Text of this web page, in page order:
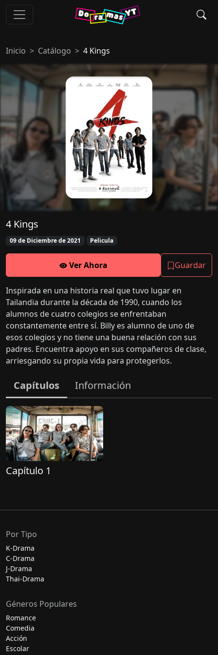
Inicio Catálogo 4 Kings
4 Kings
09 de Diciembre de 2021 Pelicula
Ver Ahora Guardar
Inspirada en una historia real que tuvo lugar en
Tailandia durante la década de 1990, cuando los
alumnos de cuatro colegios se enfrentaban
constantemente entre sí. Billy es alumno de uno de
esos colegios y no tiene una buena relación con sus
padres. Encuentra apoyo en sus compañeros de clase,
arriesgando su propia vida para protegerlos.
Capítulos Información
Capítulo 1
Por Tipo
K-Drama
C-Drama
J-Drama
Thai-Drama
Géneros Populares
Romance
Comedia
Acción
Escolar